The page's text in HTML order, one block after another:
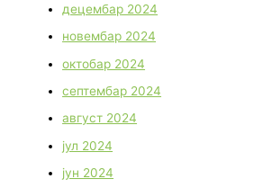
децембар 2024
новембар 2024
октобар 2024
септембар 2024
август 2024
јул 2024
јун 2024